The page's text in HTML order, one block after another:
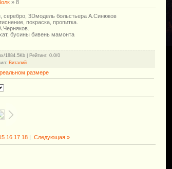
» 8
серебро, 3Dмодель больстьера А.Синюков
покраска, пропитка.
бусины бивень мамонта
1884.5Kb | Рейтинг: 0.0/0
: Виталий
размере
16 17 18| Следующая »